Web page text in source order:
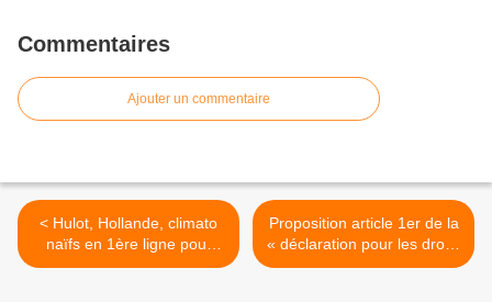
Commentaires
Ajouter un commentaire
< Hulot, Hollande, climato
naïfs en 1ère ligne pour
COP 21, Paris 2015
Proposition article 1er de la
« déclaration pour les droits
de l’humanité pour